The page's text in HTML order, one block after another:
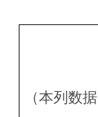
（本列数